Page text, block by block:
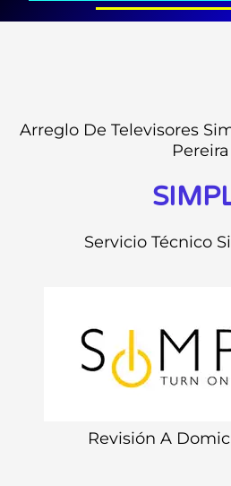
Arreglo De Televisores
Pereira
Servicio Técnico
Revisión A